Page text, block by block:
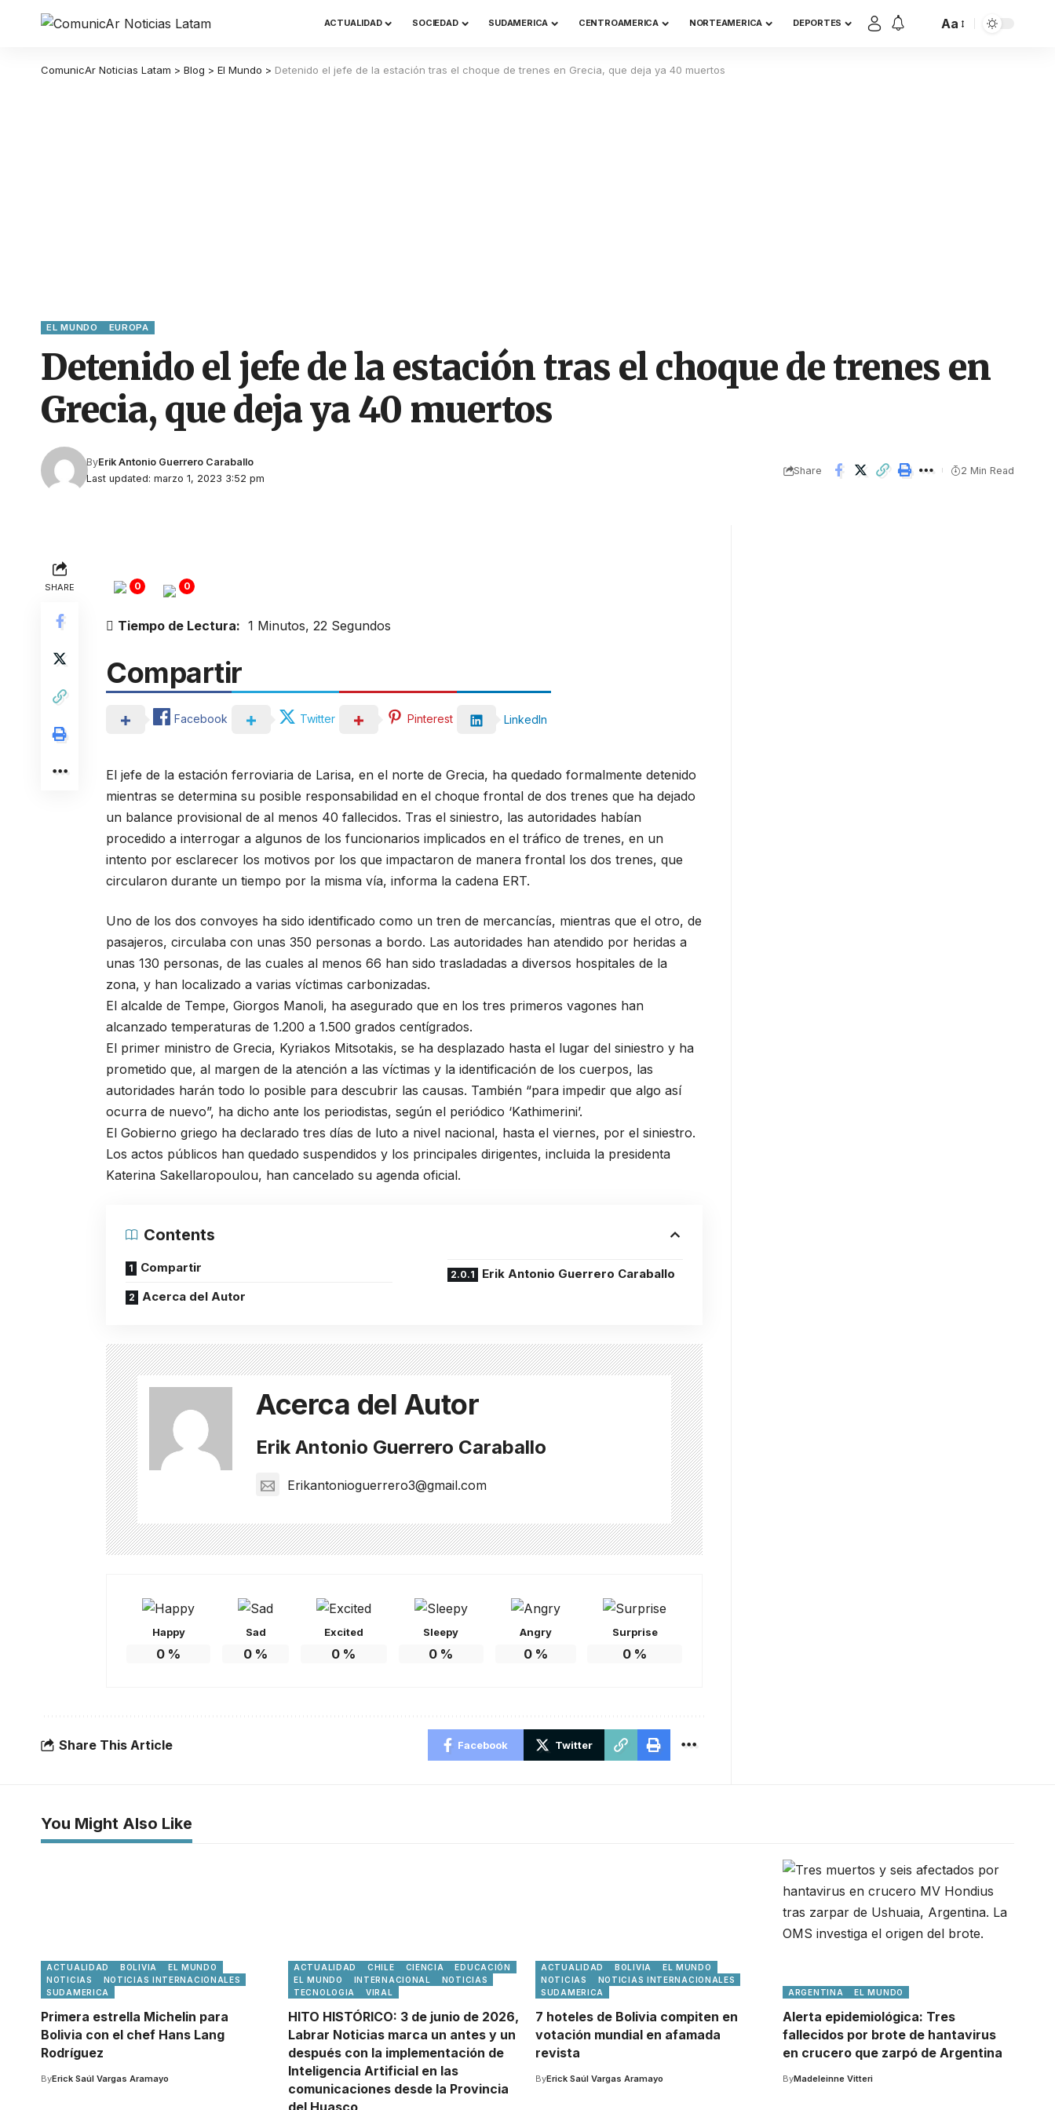
ACTUALIDAD SOCIEDAD SUDAMERICA CENTROAMERICA NORTEAMERICA DEPORTES Aa
ComunicAr Noticias Latam > Blog > El Mundo > Detenido el jefe de la estación tras el choque de trenes en Grecia, que deja ya 40 muertos
EL MUNDO EUROPA
Detenido el jefe de la estación tras el choque de trenes en
Grecia, que deja ya 40 muertos
Last updated: marzo 1, 2023 3:52 pm
ByErik Antonio Guerrero Caraballo
Share 2 Min Read
SHARE 0 0
Tiempo de Lectura: 1 Minutos, 22 Segundos
Compartir
Facebook Twitter Pinterest LinkedIn
El jefe de la estación ferroviaria de Larisa, en el norte de Grecia, ha quedado formalmente detenido
mientras se determina su posible responsabilidad en el choque frontal de dos trenes que ha dejado
un balance provisional de al menos 40 fallecidos. Tras el siniestro, las autoridades habían
procedido a interrogar a algunos de los funcionarios implicados en el tráfico de trenes, en un
intento por esclarecer los motivos por los que impactaron de manera frontal los dos trenes, que
circularon durante un tiempo por la misma vía, informa la cadena ERT.
Uno de los dos convoyes ha sido identificado como un tren de mercancías, mientras que el otro, de
pasajeros, circulaba con unas 350 personas a bordo. Las autoridades han atendido por heridas a
unas 130 personas, de las cuales al menos 66 han sido trasladadas a diversos hospitales de la
zona, y han localizado a varias víctimas carbonizadas.
El alcalde de Tempe, Giorgos Manoli, ha asegurado que en los tres primeros vagones han
alcanzado temperaturas de 1.200 a 1.500 grados centígrados.
El primer ministro de Grecia, Kyriakos Mitsotakis, se ha desplazado hasta el lugar del siniestro y ha
prometido que, al margen de la atención a las víctimas y la identificación de los cuerpos, las
autoridades harán todo lo posible para descubrir las causas. También “para impedir que algo así
ocurra de nuevo”, ha dicho ante los periodistas, según el periódico ‘Kathimerini’.
El Gobierno griego ha declarado tres días de luto a nivel nacional, hasta el viernes, por el siniestro.
Los actos públicos han quedado suspendidos y los principales dirigentes, incluida la presidenta
Katerina Sakellaropoulou, han cancelado su agenda oficial.
Contents
Compartir
Acerca del Autor
Erik Antonio Guerrero Caraballo
Acerca del Autor
Erik Antonio Guerrero Caraballo
Erikantonioguerrero3@gmail.com
Happy
0 %
Sad
0 %
Excited
0 %
Sleepy
0 %
Angry
0%
Surprise
0 %
Share This Article Facebook Twitter
You Might Also Like
ACTUALIDAD BOLIVIA
EL MUNDO
NOTICIAS
NOTICIAS INTERNACIONALES
SUDAMERICA
Primera estrella Michelin para
Bolivia con el chef Hans Lang
Rodríguez
ByErick Saúl Vargas Aramayo
ACTUALIDAD CHILE CIENCIA
EDUCACIÓN
EL MUNDO
INTERNACIONAL
NOTICIAS
TECNOLOGIA
VIRAL
HITO HISTÓRICO: 3 de junio de 2026,
Labrar Noticias marca un antes y un
después con la implementación de
Inteligencia Artificial en las
comunicaciones desde la Provincia
del Huasco
ACTUALIDAD BOLIVIA
EL MUNDO
NOTICIAS
NOTICIAS INTERNACIONALES
SUDAMERICA
7 hoteles de Bolivia compiten en
votación mundial en afamada
revista
ByErick Saúl Vargas Aramayo
ARGENTINA EL MUNDO
Alerta epidemiológica: Tres
fallecidos por brote de hantavirus
en crucero que zarpó de Argentina
ByMadeleinne Vitteri